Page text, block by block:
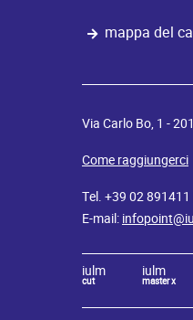
mappa del
Via Carlo Bo, 1 -
Come raggiungerci
Tel. +39 02
E-mail:
iulm
cut
iulm
master x